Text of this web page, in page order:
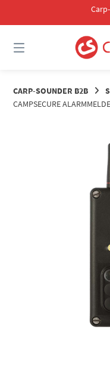
CARP-SOUNDER B2B
CAMPSECURE